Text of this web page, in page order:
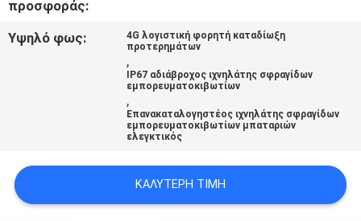
ΈΝΑ
ΑΠΌΣΠΑΣΜΑ
POLICY
προσφοράς:
Υψηλό φως:
4G λογιστική φορητή καταδίωξη
προτερημάτων
,
IP67 αδιάβροχος ιχνηλάτης σφραγίδων
εμπορευματοκιβωτίων
,
Επανακαταλογηστέος ιχνηλάτης σφραγίδων
εμπορευματοκιβωτίων μπαταριών
ελεγκτικός
ΚΑΛΎΤΕΡΗ ΤΙΜΉ